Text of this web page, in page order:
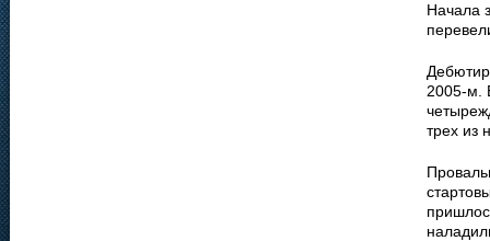
Начала
2005-м.
трех из